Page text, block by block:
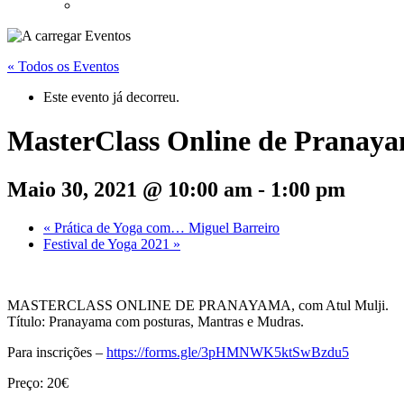
« Todos os Eventos
Este evento já decorreu.
MasterClass Online de
Maio 30, 2021 @ 10:00 am - 1:00 pm
« Prática de Yoga com… Miguel Barreiro
Festival de Yoga 2021 »
MASTERCLASS ONLINE DE PRANAYAMA, com Atul Mulji.
Título: Pranayama com posturas, Mantras e Mudras.
Para inscrições – https://forms.gle/3pHMNWK5ktSwBzdu5
Preço: 20€